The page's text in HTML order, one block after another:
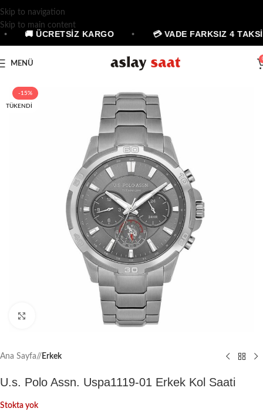
Skip to navigation
Skip to main content
🚚 ÜCRETSİZ KARGO 💳 VADE FARKSIZ 4
MENÜ
-15%
TÜKENDI
Büyütmek için tıklayın
Ana Sayfa/ Erkek
U.s. Polo Assn. Uspa1119-01 Erkek Kol Saati
Stokta yok